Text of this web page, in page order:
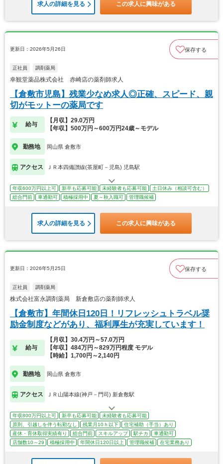
求人の詳細を見る この求人に興味がある
更新日：2026年5月26日 保存する
正社員 調剤薬局
幸観堂薬品株式会社 赤崎店の薬剤師求人
【倉敷市児島】残業少なめ求人◎正確、スピード、親
切がモットーの薬局です
給与
【月収】29.0万円
【年収】500万円～600万円24歳～モデル
勤務地 岡山県 倉敷市
アクセス ＪＲ本四備讃線(茶屋町－児島) 児島駅
年収600万円以上可 新卒も応募可能 未経験者も応募可能
土日休み（相談可含む）
総合門前
車通勤可 積極採用中 夏～秋入職可 管理職候補
求人の詳細を見る この求人に興味がある
更新日：2026年5月25日 保存する
正社員 調剤薬局
株式会社富永調剤薬局 新倉敷店の薬剤師求人
【倉敷市】年間休日120日！リフレッシュトラベル奨
励金制度などがあり、福利厚生が充実しています！
給与
【月収】30.4万円～57.0万円
【年収】484万円～829万円程度 モデル
【時給】1,700円～2,140円
勤務地 岡山県 倉敷市
アクセス ＪＲ山陽本線(神戸－門司) 新倉敷駅
年収800万円以上可 新卒も応募可能
未経験者も応募可能
原則、引越しを伴う転勤なし
残業月10ｈ以下
住宅補助（手当）あり
産休・育休取得実績有り
総合門前 スキルアップ 駅チカ
車通勤可
店舗数10～29
積極採用中 年間休日120日以上 管理職候補 在宅業務あり